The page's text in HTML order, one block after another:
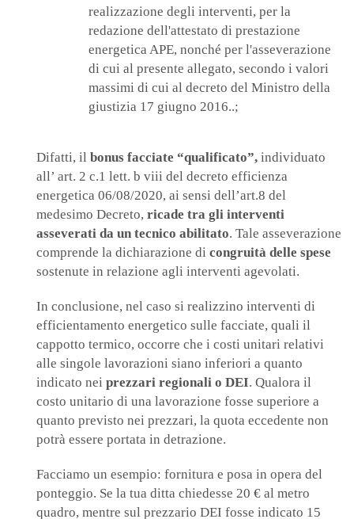
realizzazione degli interventi, per la
redazione dell'attestato di prestazione
energetica APE, nonché per l'asseverazione
di cui al presente allegato, secondo i valori
massimi di cui al decreto del Ministro della
giustizia 17 giugno 2016..;
Difatti, il bonus facciate “qualificato”, individuato
all’ art. 2 c.1 lett. b viii del decreto efficienza
energetica 06/08/2020, ai sensi dell’art.8 del
medesimo Decreto, ricade tra gli interventi
asseverati da un tecnico abilitato. Tale asseverazione
comprende la dichiarazione di congruità delle spese
sostenute in relazione agli interventi agevolati.
In conclusione, nel caso si realizzino interventi di
efficientamento energetico sulle facciate, quali il
cappotto termico, occorre che i costi unitari relativi
alle singole lavorazioni siano inferiori a quanto
indicato nei prezzari regionali o DEI. Qualora il
costo unitario di una lavorazione fosse superiore a
quanto previsto nei prezzari, la quota eccedente non
potrà essere portata in detrazione.
Facciamo un esempio: fornitura e posa in opera del
ponteggio. Se la tua ditta chiedesse 20 € al metro
quadro, mentre sul prezzario DEI fosse indicato 15